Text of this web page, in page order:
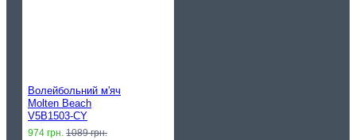
Волейбольний м'яч
Molten Beach
V5B1503-CY
974 грн. 1089 грн.